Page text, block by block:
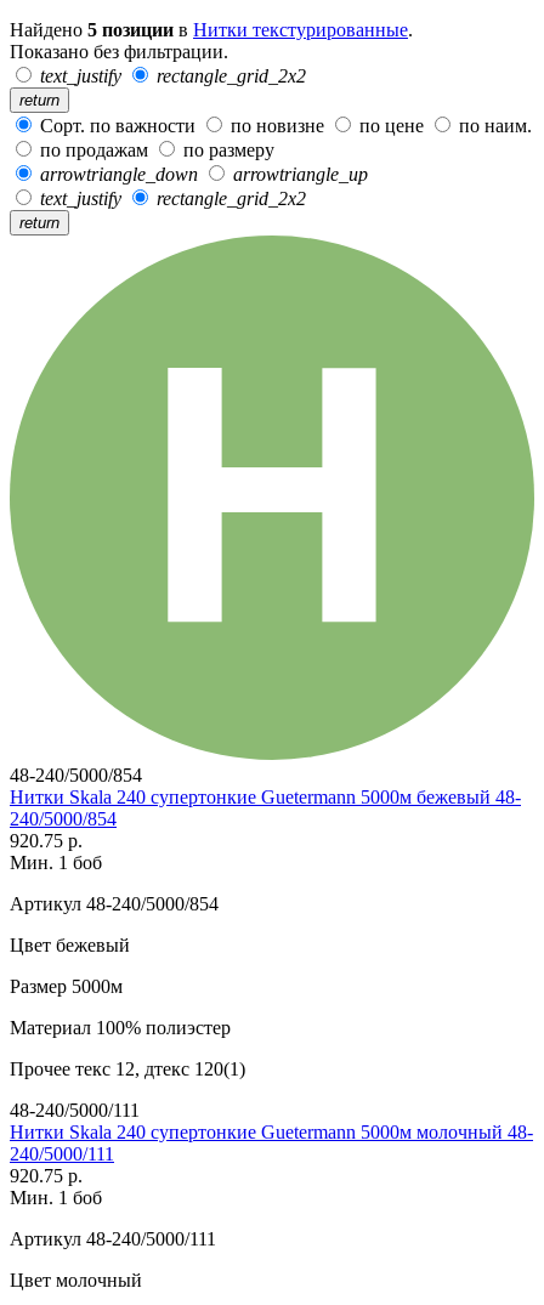
Найдено 5 позиции в Нитки текстурированные.
Показано без фильтрации.
text_justify
rectangle_grid_2x2
return
Сорт. по важности по новизне по цене
по наим.
по продажам
по размеру
arrowtriangle_down
arrowtriangle_up
text_justify
rectangle_grid_2x2
return
48-240/5000/854
Нитки Skala 240 супертонкие Guetermann 5000м бежевый 48-
240/5000/854
920.75 р.
Мин. 1 боб
Артикул 48-240/5000/854
Цвет бежевый
Размер 5000м
Материал 100% полиэстер
Прочее текс 12, дтекс 120(1)
48-240/5000/111
Нитки Skala 240 супертонкие Guetermann 5000м молочный 48-
240/5000/111
920.75 р.
Мин. 1 боб
Артикул 48-240/5000/111
Цвет молочный